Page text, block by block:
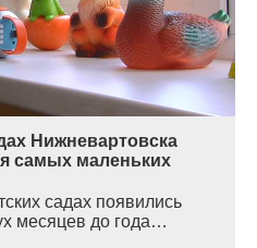
Нижневартовска
самых маленьких
садах появились
месяцев до года…